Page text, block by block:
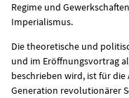
Regime und
Imperialismus.
Die theoretische und
und im Eröffnungsvortrag
beschrieben wird, ist für
Generation revolutionärer